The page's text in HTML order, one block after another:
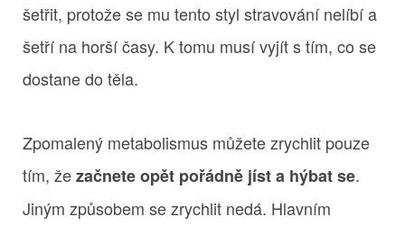
šetřit, protože se mu tento styl stravování nelíbí a
šetří na horší časy. K tomu musí vyjít s tím, co se
dostane do těla.
Zpomalený metabolismus můžete zrychlit pouze
tím, žezačnete opět pořádně jíst a hýbat se.
Jiným způsobem se zrychlit nedá. Hlavním